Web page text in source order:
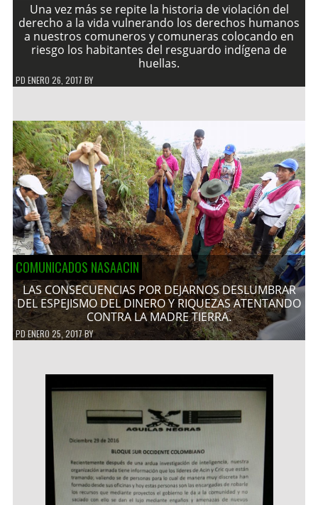
Una vez más se repite la historia de violación del
derecho a la vida vulnerando los derechos humanos
a nuestros comuneros y comuneras colocando en
riesgo los habitantes del resguardo indígena de
huellas.
PD ENERO 26, 2017 BY
COMUNICADOS NASAACIN
LAS CONSECUENCIAS POR DEJARNOS DESLUMBRAR
DEL ESPEJISMO DEL DINERO Y RIQUEZAS ATENTANDO
CONTRA LA MADRE TIERRA.
PDENERO 25, 2017BY